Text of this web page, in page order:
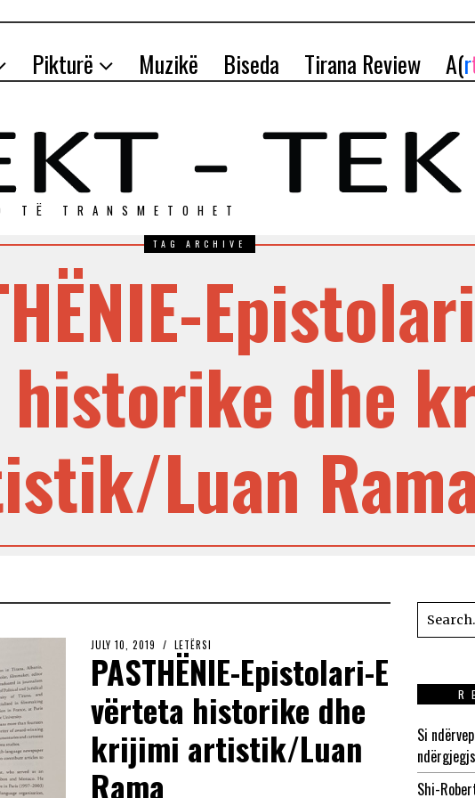
Pikturë Muzikë Biseda Tirana Review A(r
TЁ TRANSMETOHET
TAG ARCHIVE
dhe
Luan
JULY 10, 2019 LETËRSI
PASTHËNIE-Epistolari-E
vërteta historike dhe
krijimi artistik/Luan
Rama
Si
Shi-